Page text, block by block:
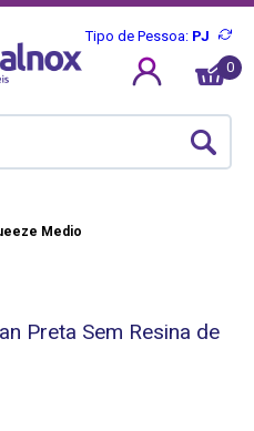
Tipo de Pessoa: PJ
0
Medio
Preta Sem Resina de